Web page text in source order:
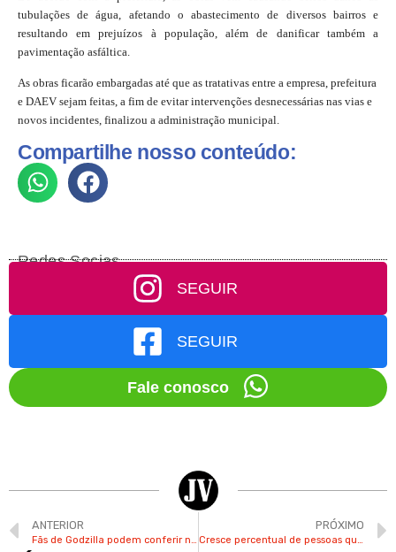
tubulações de água, afetando o abastecimento de diversos bairros e
resultando em prejuízos à população, além de danificar também a
pavimentação asfáltica.
As obras ficarão embargadas até que as tratativas entre a empresa, prefeitura
e DAEV sejam feitas, a fim de evitar intervenções desnecessárias nas vias e
novos incidentes, finalizou a administração municipal.
Compartilhe nosso conteúdo:
Redes Socias
SEGUIR
SEGUIR
Fale conosco
ANTERIOR PRÓXIMO